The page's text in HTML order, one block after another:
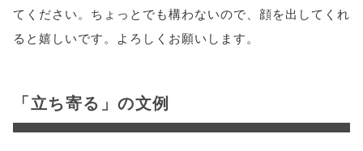
てください。ちょっとでも構わないので、顔を出してくれ
ると嬉しいです。よろしくお願いします。
「立ち寄る」の文例